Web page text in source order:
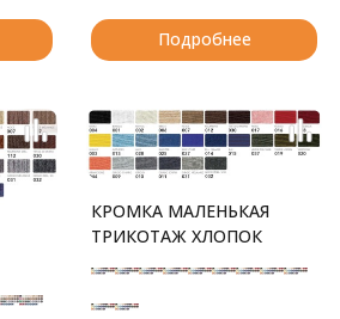
Подробнее
КРОМКА МАЛЕНЬКАЯ
ТРИКОТАЖ ХЛОПОК